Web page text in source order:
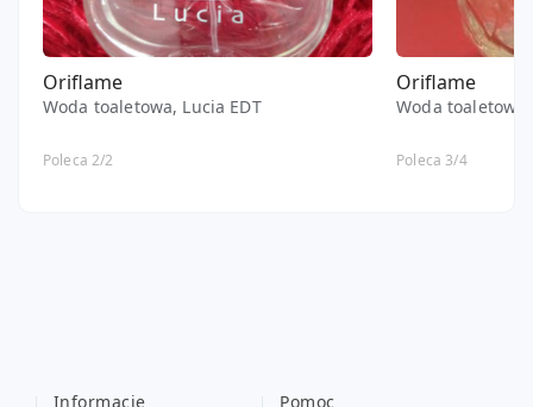
Oriflame
Woda toaletowa, Lucia EDT
Poleca 2/2
Oriflame
Woda
Poleca 3/4
Informacje Pomoc